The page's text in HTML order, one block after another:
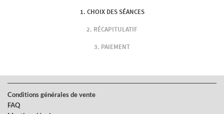
CHOIX DES SÉANCES
RÉCAPITULATIF
PAIEMENT
Conditions générales de vente
FAQ